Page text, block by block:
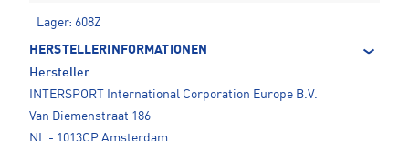
Lager: 608Z
HERSTELLERINFORMATIONEN
Hersteller
INTERSPORT International Corporation Europe B.V.
Van Diemenstraat 186
NL - 1013CP Amsterdam